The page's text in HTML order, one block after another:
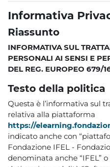
Informativa
Riassunto
INFORMATIVA SUL
PERSONALI AI SENSI E
DEL REG. EUROPEO 679/
Testo della politica
Questa è l’informativa sul
relativa alla piattaforma
https://
indicato anche con
Fondazione IFEL -
denominata anche “IFEL”